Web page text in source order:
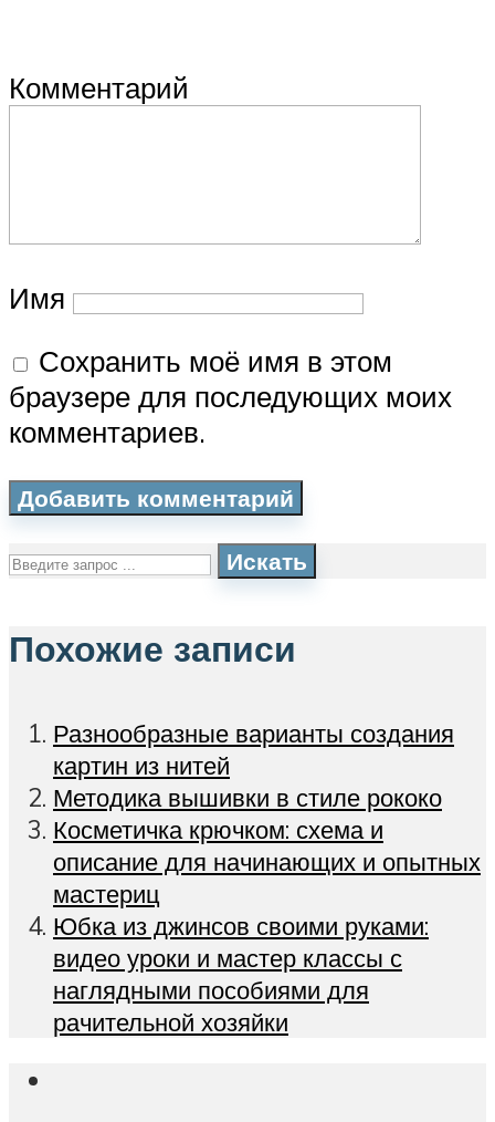
Комментарий
Имя
Сохранить моё имя в этом
браузере для последующих моих
комментариев.
Искать
Похожие записи
Разнообразные варианты создания
картин из нитей
Методика вышивки в стиле рококо
Косметичка крючком: схема и
описание для начинающих и опытных
мастериц
Юбка из джинсов своими руками:
видео уроки и мастер классы с
наглядными пособиями для
рачительной хозяйки